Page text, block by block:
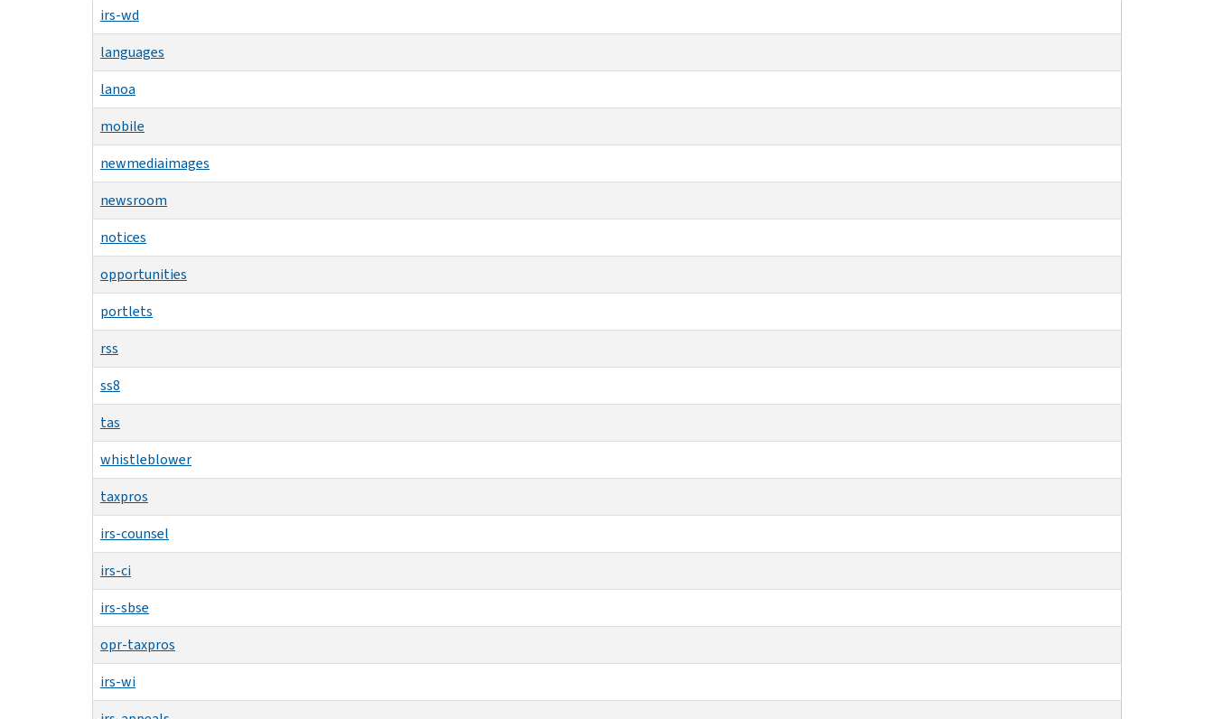
irs-wd
languages
lanoa
mobile
newmediaimages
newsroom
notices
opportunities
portlets
rss
ss8
tas
whistleblower
taxpros
irs-counsel
irs-ci
irs-sbse
opr-taxpros
irs-wi